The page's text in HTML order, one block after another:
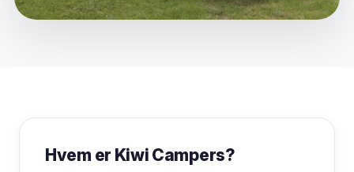
Hvem er Kiwi Campers?